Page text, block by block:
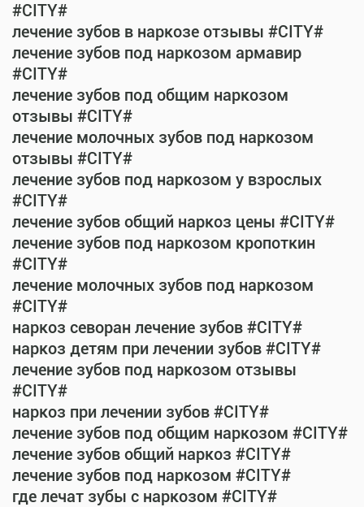
#CITY#
лечение зубов в наркозе отзывы #CITY#
лечение зубов под наркозом армавир
#CITY#
лечение зубов под общим наркозом
отзывы #CITY#
лечение молочных зубов под наркозом
отзывы #CITY#
лечение зубов под наркозом у взрослых
#CITY#
лечение зубов общий наркоз цены #CITY#
лечение зубов под наркозом кропоткин
#CITY#
лечение молочных зубов под наркозом
#CITY#
наркоз севоран лечение зубов #CITY#
наркоз детям при лечении зубов #CITY#
лечение зубов под наркозом отзывы
#CITY#
наркоз при лечении зубов #CITY#
лечение зубов под общим наркозом #CITY#
лечение зубов общий наркоз #CITY#
лечение зубов под наркозом #CITY#
где лечат зубы с наркозом #CITY#